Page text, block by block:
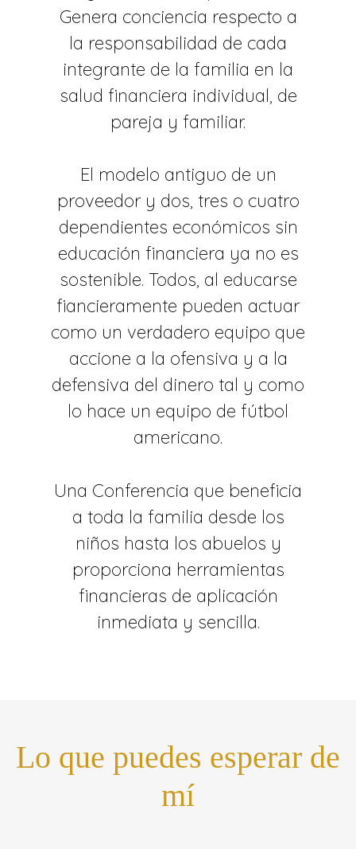
Genera conciencia respecto a
la responsabilidad de cada
integrante de la familia en la
salud financiera individual, de
pareja y familiar.
El modelo antiguo de un
proveedor y dos, tres o cuatro
dependientes económicos sin
educación financiera ya no es
sostenible. Todos, al educarse
fiancieramente pueden actuar
como un verdadero equipo que
accione a la ofensiva y a la
defensiva del dinero tal y como
lo hace un equipo de fútbol
americano.
Una Conferencia que beneficia
a toda la familia desde los
niños hasta los abuelos y
proporciona herramientas
financieras de aplicación
inmediata y sencilla.
Lo que puedes esperar de
mí